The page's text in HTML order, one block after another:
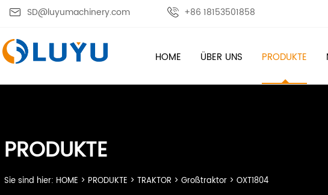
 SD@luyumachinery.com  +86 18153501858
HOME ÜBER UNS PRODUKTE
PRODUKTE
Sie sind hier: HOME > PRODUKTE > TRAKTOR > Großtraktor> OXT1804